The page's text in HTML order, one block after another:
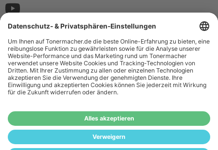
¹ Nur gültig für den Versand innerhalb Deutschlands. Befindet sich ein Warenwert
von mindestens 35€ (inkl. Mwst.) an Ampertec Artikeln in Ihrem Warenkorb, ist der
Versand für Sie kostenfrei.
Das Angebot von tonermacher.de richtet sich
nicht an Wiederverkäufer. Wenn Sie Wiederverkäufer sind,